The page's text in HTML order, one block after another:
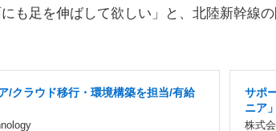
も足を伸ばして欲しい」と、北陸新幹線の
/クラウド移行・環境構築を担当/有給
サポ
ニア
株式